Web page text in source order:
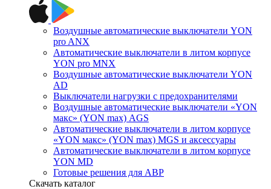
Воздушные автоматические выключатели YON
pro ANX
Автоматические выключатели в литом корпусе
YON pro MNX
Воздушные автоматические выключатели YON
AD
Выключатели нагрузки с предохранителями
Воздушные автоматические выключатели «YON
макс» (YON max) AGS
Автоматические выключатели в литом корпусе
«YON макс» (YON max) MGS и аксессуары
Автоматические выключатели в литом корпусе
YON MD
Готовые решения для АВР
Скачать каталог